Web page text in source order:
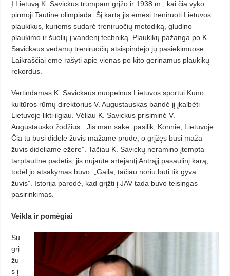
Į Lietuvą K. Savickus trumpam grįžo ir 1938 m., kai čia vyko
pirmoji Tautinė olimpiada. Šį kartą jis ėmėsi treniruoti Lietuvos
plaukikus, kuriems sudarė treniruočių metodiką, gludino
plaukimo ir šuolių į vandenį techniką. Plaukikų pažanga po K.
Savickaus vedamų treniruočių atsispindėjo jų pasiekimuose.
Laikraščiai ėmė rašyti apie vienas po kito gerinamus plaukikų
rekordus.
Vertindamas K. Savickaus nuopelnus Lietuvos sportui Kūno
kultūros rūmų direktorius V. Augustauskas bandė jį įkalbėti
Lietuvoje likti ilgiau. Vėliau K. Savickus prisiminė V.
Augustausko žodžius. „Jis man sakė: pasilik, Konnie, Lietuvoje.
Čia tu būsi didelė žuvis mažame prūde, o grįžęs būsi maža
žuvis dideliame ežere”. Tačiau K. Savickų neramino įtempta
tarptautinė padėtis, jis nujautė artėjantį Antrąjį pasaulinį karą,
todėl jo atsakymas buvo: „Gaila, tačiau noriu būti tik gyva
žuvis”. Istorija parodė, kad grįžti į JAV tada buvo teisingas
pasirinkimas.
Veikla ir pomėgiai
Su
grį
žu
s į